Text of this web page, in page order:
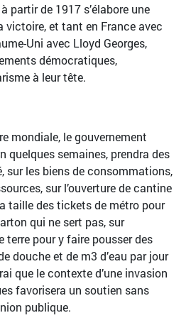
partir de 1917 s’élabore une
victoire, et tant en France avec
Uni avec Lloyd Georges,
démocratiques,
à leur tête.
mondiale, le gouvernement
quelques semaines, prendra des
sur les biens de consommations,
sur l’ouverture de cantine
taille des tickets de métro pour
qui ne sert pas, sur
pour y faire pousser des
douche et de m3 d’eau par jour
que le contexte d’une invasion
favorisera un soutien sans
publique.